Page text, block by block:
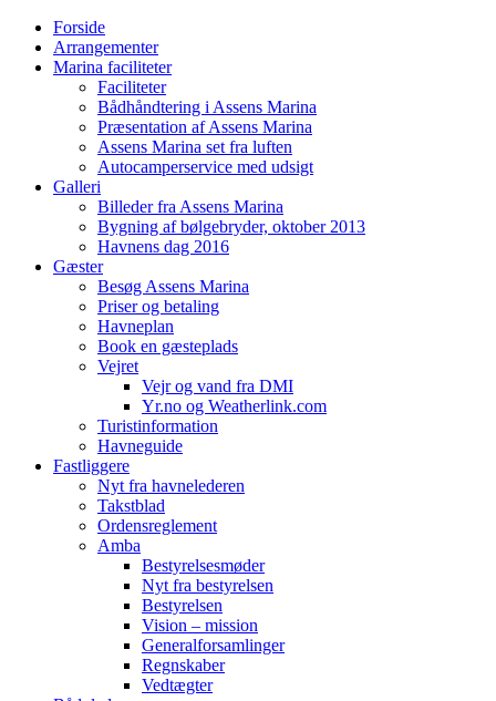
Forside
Arrangementer
Marina faciliteter
Faciliteter
Bådhåndtering i Assens Marina
Præsentation af Assens Marina
Assens Marina set fra luften
Autocamperservice med udsigt
Galleri
Billeder fra Assens Marina
Bygning af bølgebryder, oktober 2013
Havnens dag 2016
Gæster
Besøg Assens Marina
Priser og betaling
Havneplan
Book en gæsteplads
Vejret
Vejr og vand fra DMI
Yr.no og Weatherlink.com
Turistinformation
Havneguide
Fastliggere
Nyt fra havnelederen
Takstblad
Ordensreglement
Amba
Bestyrelsesmøder
Nyt fra bestyrelsen
Bestyrelsen
Vision – mission
Generalforsamlinger
Regnskaber
Vedtægter